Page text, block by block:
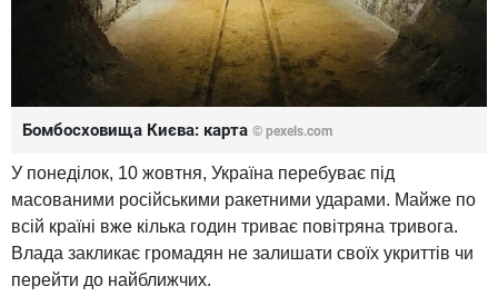
Бомбосховища Києва: карта © pexels.com
У понеділок, 10 жовтня, Україна перебуває під
масованими російськими ракетними ударами. Майже по
всій країні вже кілька годин триває повітряна тривога.
Влада закликає громадян не залишати своїх укриттів чи
перейти до найближчих.